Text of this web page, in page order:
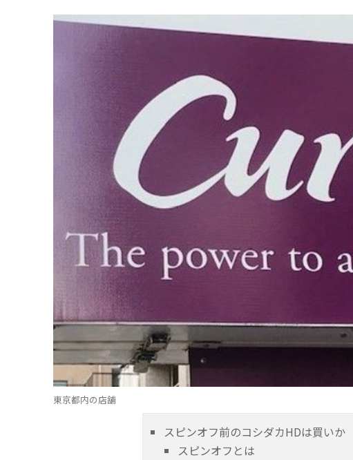
東京都内の店舗
スピンオフ前のコシダカHDは買いか
スピンオフとは